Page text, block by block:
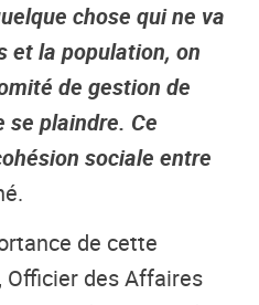
chose qui ne va
et la population, on
de gestion de
se plaindre. Ce
sociale entre
de cette
Officier des Affaires